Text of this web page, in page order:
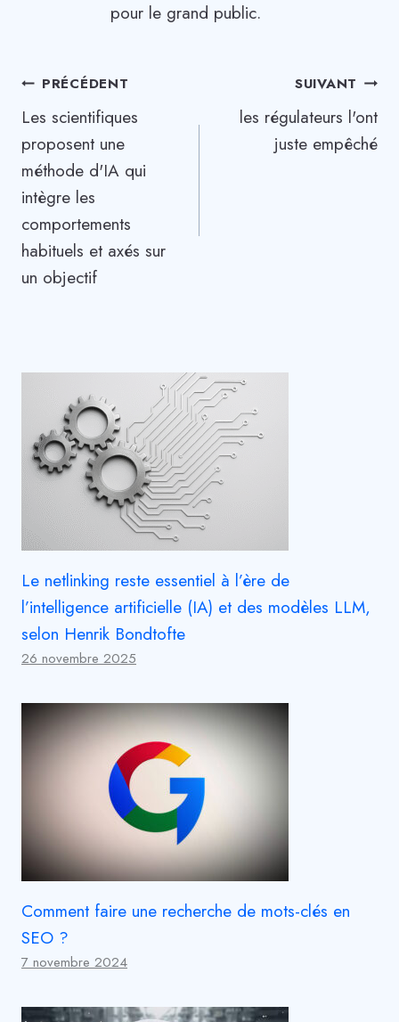
pour le grand public.
Navigation
de
l’article
PRÉCÉDENT
Les scientifiques
proposent une
méthode d'IA qui
intègre les
comportements
habituels et axés sur
un objectif
SUIVANT
les régulateurs l'ont
juste empêché
Le netlinking reste essentiel à l’ère de
l’intelligence artificielle (IA) et des modèles LLM,
selon Henrik Bondtofte
26 novembre 2025
Comment faire une recherche de mots-clés en
SEO ?
7 novembre 2024